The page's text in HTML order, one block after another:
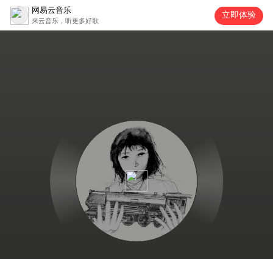
网易云音乐
来云音乐，听更多好歌
立即体验